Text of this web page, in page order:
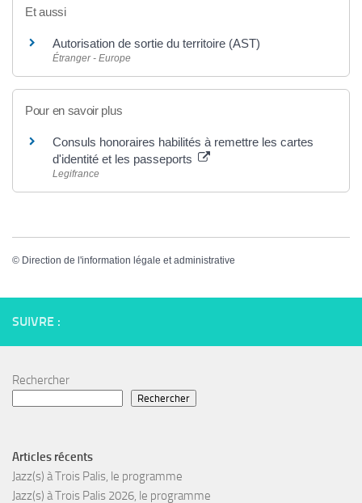
Et aussi
Autorisation de sortie du territoire (AST)
Étranger - Europe
Pour en savoir plus
Consuls honoraires habilités à remettre les cartes
d'identité et les passeports
Legifrance
© Direction de l'information légale et administrative
SUIVRE :
Rechercher
Rechercher
Articles récents
Jazz(s) à Trois Palis, le programme
Jazz(s) à Trois Palis 2026, le programme